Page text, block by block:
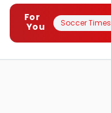
For
You
Soccer Times